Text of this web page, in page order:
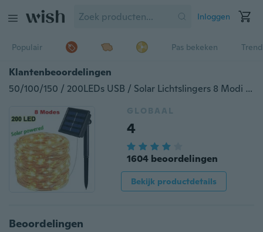
Inloggen
Populair Pas bekeken
Klantenbeoordelingen
50/100/150 / 200LEDs USB / Solar Lichtslingers 8 Modi Zonne-energie Koperdraad Fairy Lights IP65 Waterdichte binnen buitenverlichting voor thuis, tuin, feest, pad, slaapkamer, bruiloft, Kerstmis, DIY Decora
GLOBAAL
4
1604 beoordelingen
Bekijk productdetails
Beoordelingen